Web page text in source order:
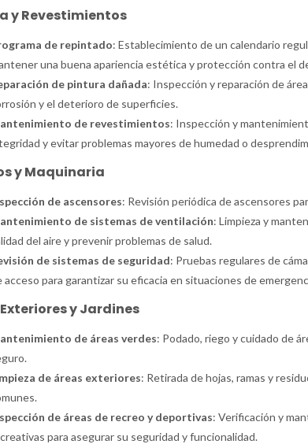
y Revestimientos
de repintado: Establecimiento de un calendario
una buena apariencia estética y protección contra el
de pintura dañada: Inspección y reparación de
y el deterioro de superficies.
de revestimientos: Inspección y
y evitar problemas mayores de humedad o
y Maquinaria
de ascensores: Revisión periódica de ascensores
de sistemas de ventilación: Limpieza y
del aire y prevenir problemas de salud.
de sistemas de seguridad: Pruebas regulares de
acceso para garantizar su eficacia en situaciones de
y Jardines
de áreas verdes: Podado, riego y cuidado de
de áreas exteriores: Retirada de hojas, ramas y
de áreas de recreo y deportivas: Verificación y
para asegurar su seguridad y funcionalidad.